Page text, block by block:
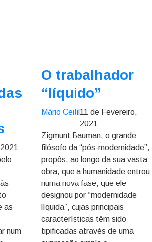
as
num
O trabalhador
“líquido”
Mário Ceitil 11 de Fevereiro,
2021
Zigmunt Bauman, o grande
filósofo da “pós-modernidade”,
propôs, ao longo da sua vasta
obra, que a humanidade entrou
numa nova fase, que ele
designou por “modernidade
líquida”, cujas principais
características têm sido
tipificadas através de uma